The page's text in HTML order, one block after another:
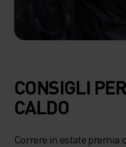
CONSIGLI
CALDO
Correre in estate premia